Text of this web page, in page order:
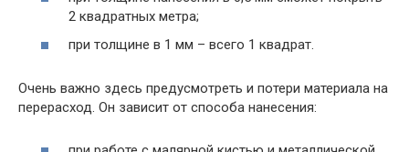
2 квадратных метра;
при толщине в 1 мм – всего 1 квадрат.
Очень важно здесь предусмотреть и потери материала на
перерасход. Он зависит от способа нанесения: